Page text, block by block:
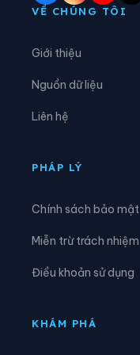
Xã Nguyên Bình
Xã Tam Kim
Xã Vinh Quý
VỀ CHÚNG TÔI
Giới thiệu
Nguồn dữ liệu
Liên hệ
PHÁP LÝ
Chính sách bảo mật
Miễn trừ trách nhiệm
Điều khoản sử dụng
KHÁM PHÁ